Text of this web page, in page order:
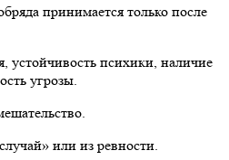
принимается только после
устойчивость психики, наличие
угрозы.
или из ревности.